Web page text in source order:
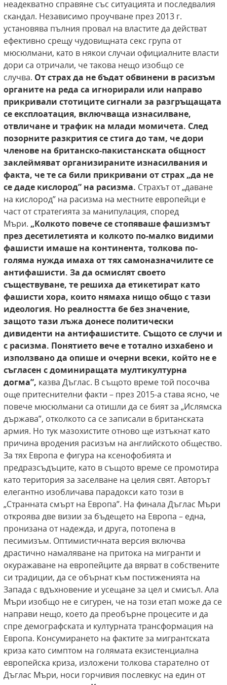
неадекватно справяне със ситуацията и последвалия
скандал. Независимо проучване през 2013 г.
установява пълния провал на властите да действат
ефективно срещу чудовищната секс група от
мюсюлмани, като в някои случаи официалните власти
дори са отричали, че такова нещо изобщо се
случва. От страх да небъдат обвинени в расизъм
органите на реда са игнорирали или направо
прикривали стотиците сигнали за разгръщащата
се експлоатация, включваща изнасилване,
отвличане и трафик на млади момичета. След
позорните разкритиясе стига до там, че дори
членове на британско-пакистанската общност
заклеймяват организираните изнасилвания и
факта, че те са били прикривани от страх „да не
се даде кислород” на расизма. Страхът от „даване
на кислород” на расизма на местните европейци е
част от стратегията за манипулация, според
Мъри. „Колкото повечесе стопяваше фашизмът
през десетилетията и колкото по-малко видими
фашисти имаше на континента, толкова по-
голяма нужда имаха от тях самоназначилите се
антифашисти. За да осмислят своето
съществуване, те решиха да етикетират като
фашисти хора, които нямаха нищо общо с тази
идеология. Но реалността бе без значение,
защото тази лъжа донесе политически
дивиденти на антифашистите. Същото се случи и
с расизма. Понятието вечее тотално изхабено и
използвано да опише и очерни всеки, който не е
съгласен с доминиращата мултикултурна
догма”, казва Дъглас. В същото време той посочва
още притеснителни факти – през 2015-а става ясно, че
повече мюсюлмани са отишли да се бият за „Ислямска
държава”, отколкото са се записали в британската
армия. Но тук мазохистите отново ще изтъкнат като
причина вродения расизъм на английското общество.
За тях Европа е фигура на ксенофобията и
предразсъдъците, като в същото време се промотира
като територия за заселване на целия свят. Авторът
елегантно изобличава парадокси като този в
„Странната смърт на Европа”. На финала Дъглас Мъри
откроява две визии за бъдещето на Европа – една,
пронизана от надежда, и друга, потопена в
песимизъм. Оптимистичната версия включва
драстично намаляване на притока на мигранти и
окуражаване на европейците да вярват в собствените
си традиции, да се обърнат към постиженията на
Запада с вдъхновение и усещане за цел и смисъл. Ала
Мъри изобщо не е сигурен, че на този етап може да се
направи нещо, което да преобърне процесите и да
спре демографската и културната трансформация на
Европа. Консумирането на фактите за мигрантската
криза като симптом на голямата екзистенциална
европейска криза, изложени толкова старателно от
Дъглас Мъри, носи горчивия послевкус на един от